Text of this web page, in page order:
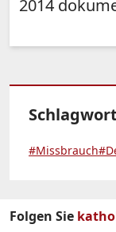
2014
#Missbrauch
Folgen Sie